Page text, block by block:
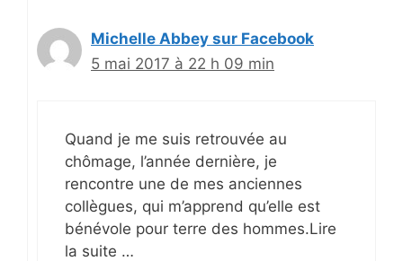
Michelle Abbey sur Facebook
5 mai 2017 à 22 h 09 min
Quand je me suis retrouvée au
chômage, l’année dernière, je
rencontre une de mes anciennes
collègues, qui m’apprend qu’elle est
bénévole pour terre des hommes.Lire
la suite …